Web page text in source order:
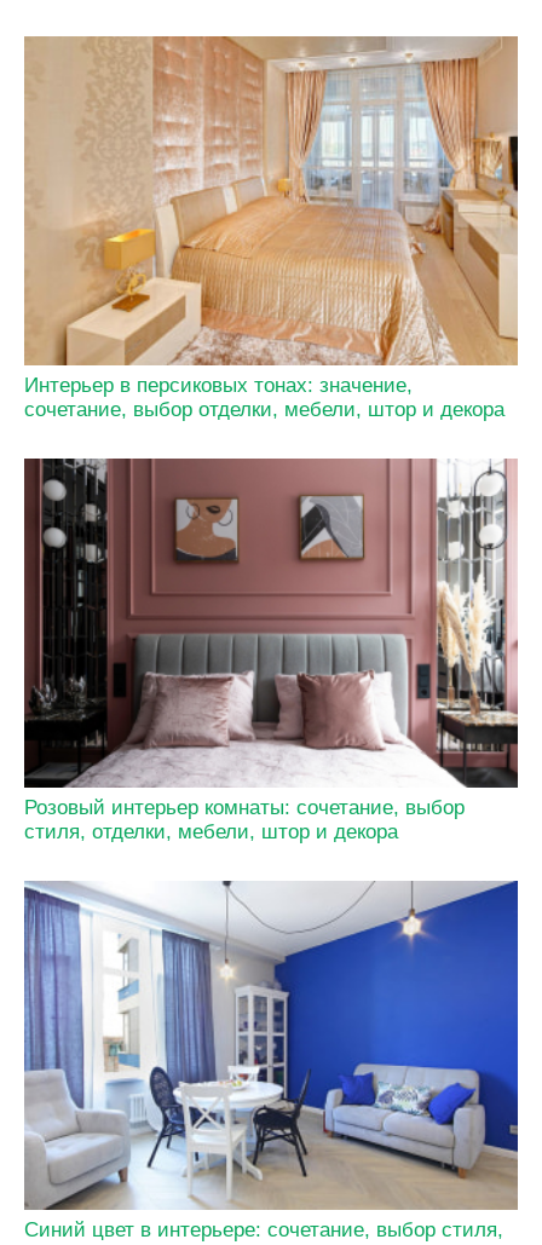
Интерьер в персиковых тонах: значение,
сочетание, выбор отделки, мебели, штор и декора
Розовый интерьер комнаты: сочетание, выбор
стиля, отделки, мебели, штор и декора
Синий цвет в интерьере: сочетание, выбор стиля,